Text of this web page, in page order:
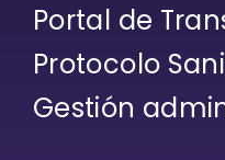
Portal de
Protocolo
Gestión